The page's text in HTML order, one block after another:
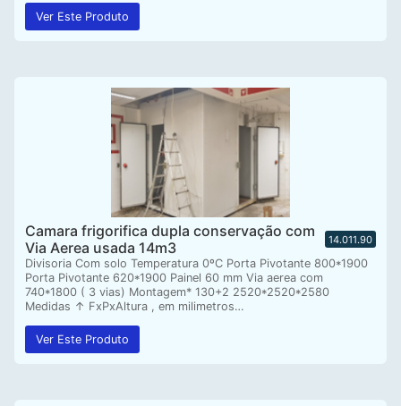
Ver Este Produto
Camara frigorifica dupla conservação com
Via Aerea usada 14m3
14.011.90
Divisoria Com solo Temperatura 0ºC Porta Pivotante 800*1900
Porta Pivotante 620*1900 Painel 60 mm Via aerea com
740*1800 ( 3 vias) Montagem* 130+2 2520*2520*2580
Medidas ↑ FxPxAltura , em milimetros…
Ver Este Produto